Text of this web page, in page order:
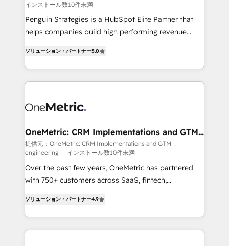
entre l'expertise humaine et l'intelligence artificielle.
Pas pour remplacer l'humain, mais pour l'augmenter.
Chez Ideagency, nous accompagnons cette
données unifiées, des processus alignés. Ensuite
l'augmentation : l'IA là où elle crée de la valeur. Et
surtout : l'humain qui reste au centre. Parce que la
Stand Out.
インストール数10件未満
Penguin Strategies is a HubSpot Elite Partner that
helps companies build high performing revenue
system environments and global SaaS or
manufacturing teams. Trusted by leading enterprises
and fast growing scale ups including Sony, Rapyd,
Design Automation and Uptive. 📊 RevOps & data
integrations 🤖 AI workflows & enrichment 📘 Team
enablement & company-wide adoption We create
HubSpot environments that teams use with
confidence and that leadership can rely on for
scalable revenue insights.
ソリューション・パートナー5.0
OneMetric: CRM Implementations and GTM
engineering
提供元：OneMetric: CRM Implementations and GTM
engineering
インストール数10件未満
Over the past few years, OneMetric has partnered
with 750+ customers across SaaS, fintech,
150+ HubSpot-certified experts, we deliver scalable
solutions to complex GTM and RevOps challenges.
Our Expertise 🔹 Onboarding & Implementation:
ソリューション・パートナー4.9